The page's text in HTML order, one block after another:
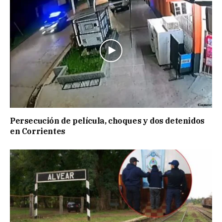
Persecución de película, choques y dos detenidos
en Corrientes